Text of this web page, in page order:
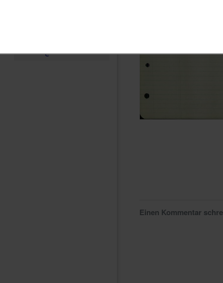
e
Einen Kommentar